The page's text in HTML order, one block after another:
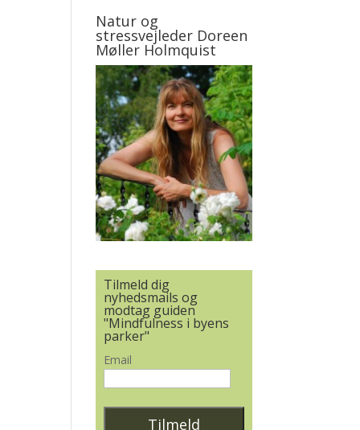
Natur og
stressvejleder Doreen
Møller Holmquist
Tilmeld dig
nyhedsmails og
modtag guiden
"Mindfulness i byens
parker"
Email